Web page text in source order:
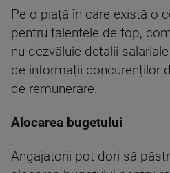
Pe o piață în care există o
pentru talentele de top,
nu dezvăluie detalii
de informații concurenților
de remunerare.
Alocarea bugetului
Angajatorii pot dori să